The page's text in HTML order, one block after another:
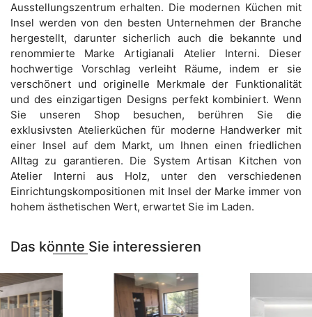
Ausstellungszentrum erhalten. Die modernen Küchen mit
Insel werden von den besten Unternehmen der Branche
hergestellt, darunter sicherlich auch die bekannte und
renommierte Marke Artigianali Atelier Interni. Dieser
hochwertige Vorschlag verleiht Räume, indem er sie
verschönert und originelle Merkmale der Funktionalität
und des einzigartigen Designs perfekt kombiniert. Wenn
Sie unseren Shop besuchen, berühren Sie die
exklusivsten Atelierküchen für moderne Handwerker mit
einer Insel auf dem Markt, um Ihnen einen friedlichen
Alltag zu garantieren. Die System Artisan Kitchen von
Atelier Interni aus Holz, unter den verschiedenen
Einrichtungskompositionen mit Insel der Marke immer von
hohem ästhetischen Wert, erwartet Sie im Laden.
Das könnte Sie interessieren